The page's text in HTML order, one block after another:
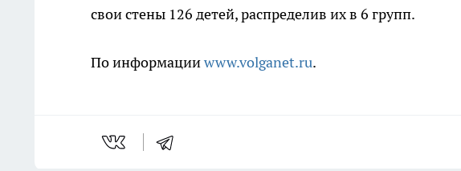
свои стены 126 детей, распределив их в 6 групп.
По информацииwww.volganet.ru.